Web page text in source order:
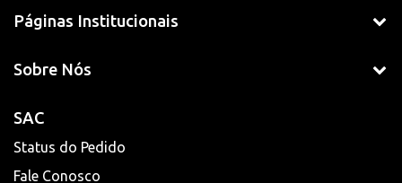
Páginas Institucionais
Sobre Nós
SAC
Status do Pedido
Fale Conosco